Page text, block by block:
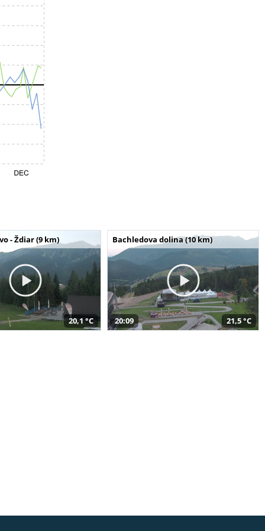
- Ždiar (9 km)
20,1 °C
Bachledova dolina (10 km)
20:09 21,5 °C